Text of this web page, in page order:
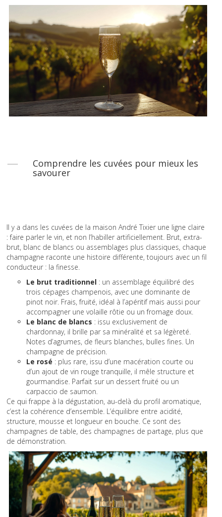
Comprendre les cuvées pour mieux les
savourer
Il y a dans les cuvées de la maison André Tixier une ligne claire
: faire parler le vin, et non l’habiller artificiellement. Brut, extra-
brut, blanc de blancs ou assemblages plus classiques, chaque
champagne raconte une histoire différente, toujours avec un fil
conducteur : la finesse.
Le brut traditionnel : un assemblage équilibré des
trois cépages champenois, avec une dominante de
pinot noir. Frais, fruité, idéal à l’apéritif mais aussi pour
accompagner une volaille rôtie ou un fromage doux.
Le blanc de blancs : issu exclusivement de
chardonnay, il brille par sa minéralité et sa légèreté.
Notes d’agrumes, de fleurs blanches, bulles fines. Un
champagne de précision.
Le rosé : plus rare, issu d’une macération courte ou
d’un ajout de vin rouge tranquille, il mêle structure et
gourmandise. Parfait sur un dessert fruité ou un
carpaccio de saumon.
Ce qui frappe à la dégustation, au-delà du profil aromatique,
c’est la cohérence d’ensemble. L’équilibre entre acidité,
structure, mousse et longueur en bouche. Ce sont des
champagnes de table, des champagnes de partage, plus que
de démonstration.